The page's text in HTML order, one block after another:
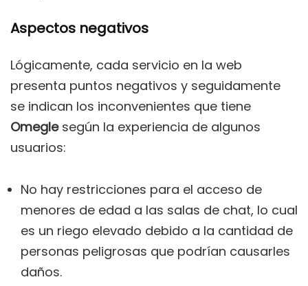
Aspectos negativos
Lógicamente, cada servicio en la web
presenta puntos negativos y seguidamente
se indican los inconvenientes que tiene
Omeglesegún la experiencia de algunos
usuarios:
No hay restricciones para el acceso de
menores de edad a las salas de chat, lo cual
es un riego elevado debido a la cantidad de
personas peligrosas que podrían causarles
daños.